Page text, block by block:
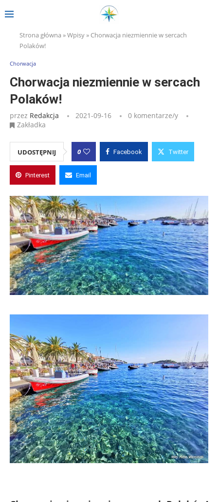
Strona główna »Wpisy» Chorwacja niezmiennie w sercach
Polaków!
Chorwacja
Chorwacja niezmiennie w sercach
Polaków!
przez Redakcja 2021-09-16
0 komentarze/y
Zakładka
UDOSTĘPNIJ 0 Facebook Twitter
Pinterest Email